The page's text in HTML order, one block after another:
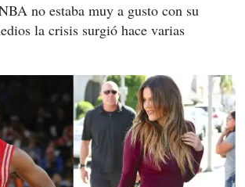
no estaba muy a gusto con su
la crisis surgió hace varias